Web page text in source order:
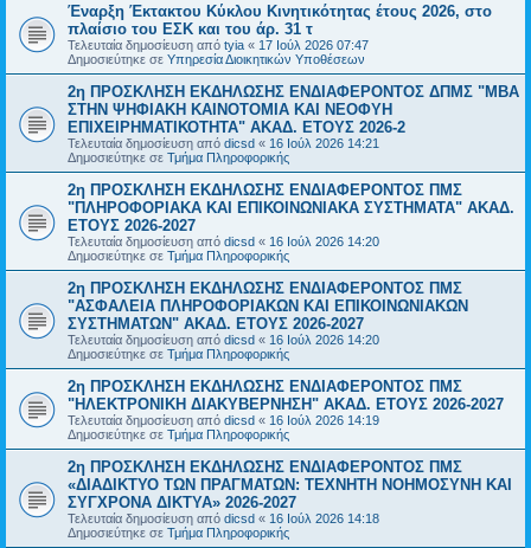
Έναρξη Έκτακτου Κύκλου Κινητικότητας έτους 2026, στο
πλαίσιο του ΕΣΚ και του άρ. 31 τ
Τελευταία δημοσίευση από tyia « 17 Ιούλ 2026 07:47
Δημοσιεύτηκε σε Υπηρεσία Διοικητικών Υποθέσεων
2η ΠΡΟΣΚΛΗΣΗ ΕΚΔΗΛΩΣΗΣ ΕΝΔΙΑΦΕΡΟΝΤΟΣ ΔΠΜΣ "ΜΒΑ
ΣΤΗΝ ΨΗΦΙΑΚΗ ΚΑΙΝΟΤΟΜΙΑ ΚΑΙ ΝΕΟΦΥΗ
ΕΠΙΧΕΙΡΗΜΑΤΙΚΟΤΗΤΑ" ΑΚΑΔ. ΕΤΟΥΣ 2026-2
Τελευταία δημοσίευση από dicsd « 16 Ιούλ 2026 14:21
Δημοσιεύτηκε σε Τμήμα Πληροφορικής
2η ΠΡΟΣΚΛΗΣΗ ΕΚΔΗΛΩΣΗΣ ΕΝΔΙΑΦΕΡΟΝΤΟΣ ΠΜΣ
"ΠΛΗΡΟΦΟΡΙΑΚΑ ΚΑΙ ΕΠΙΚΟΙΝΩΝΙΑΚΑ ΣΥΣΤΗΜΑΤΑ" ΑΚΑΔ.
ΕΤΟΥΣ 2026-2027
Τελευταία δημοσίευση από dicsd « 16 Ιούλ 2026 14:20
Δημοσιεύτηκε σε Τμήμα Πληροφορικής
2η ΠΡΟΣΚΛΗΣΗ ΕΚΔΗΛΩΣΗΣ ΕΝΔΙΑΦΕΡΟΝΤΟΣ ΠΜΣ
"ΑΣΦΑΛΕΙΑ ΠΛΗΡΟΦΟΡΙΑΚΩΝ ΚΑΙ ΕΠΙΚΟΙΝΩΝΙΑΚΩΝ
ΣΥΣΤΗΜΑΤΩΝ" ΑΚΑΔ. ΕΤΟΥΣ 2026-2027
Τελευταία δημοσίευση από dicsd « 16 Ιούλ 2026 14:20
Δημοσιεύτηκε σε Τμήμα Πληροφορικής
2η ΠΡΟΣΚΛΗΣΗ ΕΚΔΗΛΩΣΗΣ ΕΝΔΙΑΦΕΡΟΝΤΟΣ ΠΜΣ
"ΗΛΕΚΤΡΟΝΙΚΗ ΔΙΑΚΥΒΕΡΝΗΣΗ" ΑΚΑΔ. ΕΤΟΥΣ 2026-2027
Τελευταία δημοσίευση από dicsd « 16 Ιούλ 2026 14:19
Δημοσιεύτηκε σε Τμήμα Πληροφορικής
2η ΠΡΟΣΚΛΗΣΗ ΕΚΔΗΛΩΣΗΣ ΕΝΔΙΑΦΕΡΟΝΤΟΣ ΠΜΣ
«ΔΙΑΔΙΚΤΥΟ ΤΩΝ ΠΡΑΓΜΑΤΩΝ: ΤΕΧΝΗΤΗ ΝΟΗΜΟΣΥΝΗ ΚΑΙ
ΣΥΓΧΡΟΝΑ ΔΙΚΤΥΑ» 2026-2027
Τελευταία δημοσίευση από dicsd « 16 Ιούλ 2026 14:18
Δημοσιεύτηκε σε Τμήμα Πληροφορικής